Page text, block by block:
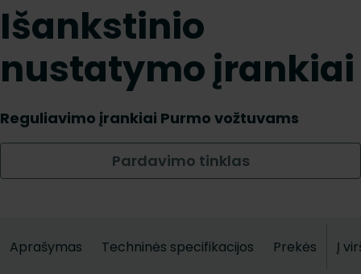
Išankstinio
nustatymo įrankiai
Reguliavimo įrankiai Purmo vožtuvams
Pardavimo tinklas
Aprašymas Techninės specifikacijos Prekės Į